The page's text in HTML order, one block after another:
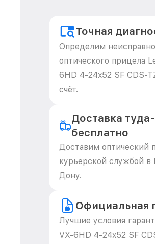
Точная
Определим
оптического прицела
6HD 4-24x52 SF CDS-
счёт.
Доставка
бесплатно
Доставим оптический
курьерской службой в
Дону.
Официальная
Лучшие условия
VX-6HD 4-24x52 SF